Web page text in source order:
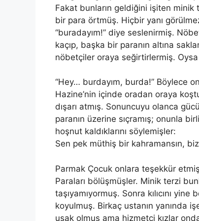
Fakat bunların geldiğini işiten minik
bir para örtmüş. Hiçbir yanı
“buradayım!” diye seslenirmiş.
kaçıp, başka bir paranın altına
nöbetçiler oraya seğirtirlermiş.
“Hey… burdayım, burda!” Böylece
Hazine’nin içinde oradan oraya
dışarı atmış. Sonuncuyu olanca
paranın üzerine sıçramış; onunla
hoşnut kaldıklarını söylemişler:
Sen pek müthiş bir kahramansın,
Parmak Çocuk onlara teşekkür
Paraları bölüşmüşler. Minik terzi
taşıyamıyormuş. Sonra kılıcını
koyulmuş. Birkaç ustanın yanında
uşak olmuş ama hizmetçi kızlar